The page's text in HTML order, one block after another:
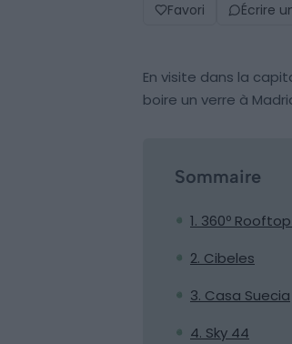
Favori Écrire
En visite dans la
boire un verre à
Sommaire
1. 360º
2. Cibeles
3. Casa Suecia
4. Sky 44